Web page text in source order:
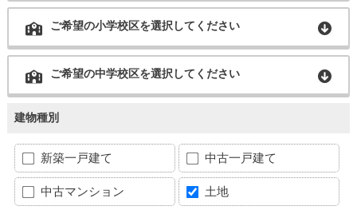
ご希望の小学校区を選択してください
ご希望の中学校区を選択してください
建物種別
新築一戸建て 中古一戸建て
中古マンション 土地